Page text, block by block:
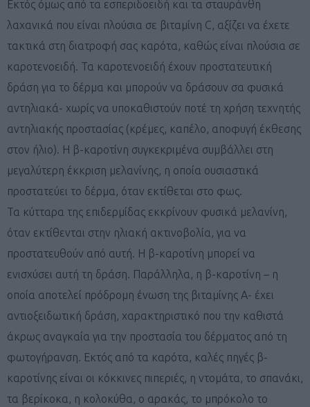
Εκτός όμως από τα εσπεριδοειδή και τα σταυράνθη
λαχανικά που είναι πλούσια σε βιταμίνη C, αξίζει να έχετε
τακτικά στη διατροφή σας καρότα, καθώς είναι πλούσια σε
καροτενοειδή. Τα καροτενοειδή έχουν προστατευτική
δράση για το δέρμα και μπορούν να δράσουν σα φυσικά
αντηλιακά- χωρίς να υποκαθιστούν ποτέ τη χρήση τεχνητής
αντηλιακής προστασίας (κρέμες, καπέλο, αποφυγή έκθεσης
στον ήλιο). Η β-καροτίνη συγκεκριμένα συμβάλλει στη
μεγαλύτερη έκκριση μελανίνης, η οποία ουσιαστικά
προστατεύει το δέρμα, όταν εκτίθεται στο φως.
Τα κύτταρα της επιδερμίδας εκκρίνουν φυσικά μελανίνη,
όταν εκτίθενται στην ηλιακή ακτινοβολία, για να
προστατευθούν από αυτή. Η β-καροτίνη μπορεί να
ενισχύσει αυτή τη δράση. Παράλληλα, η β-καροτίνη – η
οποία αποτελεί πρόδρομη ένωση της βιταμίνης Α- έχει
αντιοξειδωτική δράση, χαρακτηριστικό που την καθιστά
άκρως αναγκαία για την προστασία του δέρματος από τη
φωτογήρανση. Εκτός από τα καρότα, καλές πηγές β-
καροτίνης είναι οι κόκκινες πιπεριές, η ντομάτα, το σπανάκι,
τα βερίκοκα, η κολοκύθα, ο αρακάς, το μπρόκολο το